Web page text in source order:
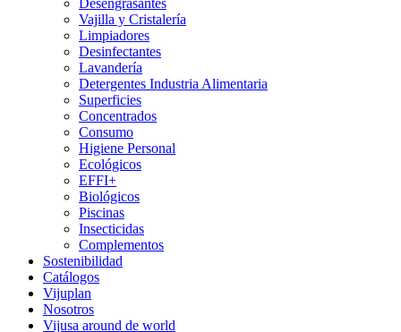
Desengrasantes
Vajilla y Cristalería
Limpiadores
Desinfectantes
Lavandería
Detergentes Industria Alimentaria
Superficies
Concentrados
Consumo
Higiene Personal
Ecológicos
EFFI+
Biológicos
Piscinas
Insecticidas
Complementos
Sostenibilidad
Catálogos
Vijuplan
Nosotros
Vijusa around de world